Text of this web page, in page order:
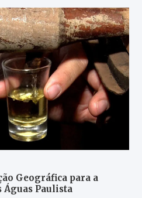
Geográfica para a
Águas Paulista